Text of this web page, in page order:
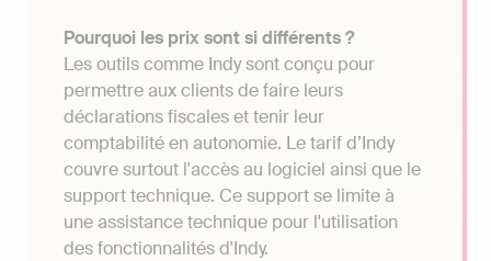
Pourquoi les prix sont si différents ?
Les outils comme Indy sont conçu pour
permettre aux clients de faire leurs
déclarations fiscales et tenir leur
comptabilité en autonomie. Le tarif d’Indy
couvre surtout l'accès au logiciel ainsi que le
support technique. Ce support se limite à
une assistance technique pour l'utilisation
des fonctionnalités d'Indy.